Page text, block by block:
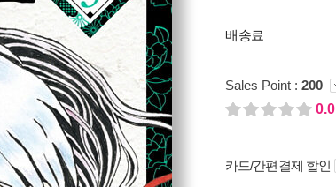
배송료
Sales Point : 200
0.0
카드/간편결제 할인